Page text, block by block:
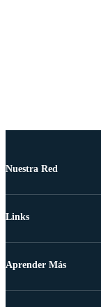
Nuestra Red
Links
Aprender Más